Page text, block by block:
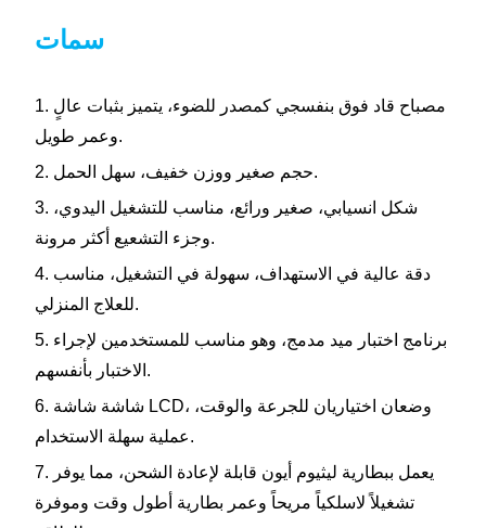
سمات
1. مصباح قاد فوق بنفسجي كمصدر للضوء، يتميز بثبات عالٍ
وعمر طويل.
2. حجم صغير ووزن خفيف، سهل الحمل.
3. شكل انسيابي، صغير ورائع، مناسب للتشغيل اليدوي،
وجزء التشعيع أكثر مرونة.
4. دقة عالية في الاستهداف، سهولة في التشغيل، مناسب
للعلاج المنزلي.
5. برنامج اختبار ميد مدمج، وهو مناسب للمستخدمين لإجراء
الاختبار بأنفسهم.
6. شاشة شاشة LCD، وضعان اختياريان للجرعة والوقت،
عملية سهلة الاستخدام.
7. يعمل ببطارية ليثيوم أيون قابلة لإعادة الشحن، مما يوفر
تشغيلاً لاسلكياً مريحاً وعمر بطارية أطول وقت وموفرة